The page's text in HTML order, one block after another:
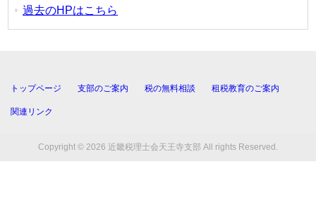
過去のHPはこちら
トップページ 支部のご案内 税の無料相談 租税教育のご案内
関連リンク
Copyright © 2026 近畿税理士会天王寺支部 All rights Reserved.